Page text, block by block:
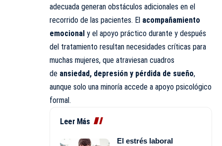
adecuada generan obstáculos adicionales en el
recorrido de las pacientes. El acompañamiento
emocional y el apoyo práctico durante y después
del tratamiento resultan necesidades críticas para
muchas mujeres, que atraviesan cuadros
de ansiedad, depresión y pérdida de sueño,
aunque solo una minoría accede a apoyo psicológico
formal.
Leer Más
El estrés laboral